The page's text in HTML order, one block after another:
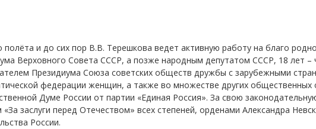
полёта и до сих пор В.В. Терешкова ведет активную работу на благо
Верховного Совета СССР, а позже народным депутатом СССР, 18 лет
Президиума Союза советских обществ дружбы с зарубежными
федерации женщин, а также во множестве других общественных
Думе России от партии «Единая Россия». За свою
заслуги перед Отечеством» всех степеней, орденами Александра
России.